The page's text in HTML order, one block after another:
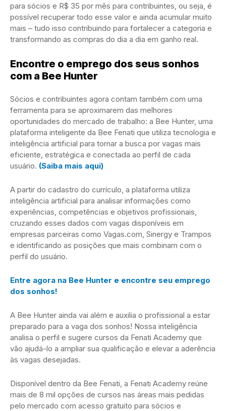
para sócios e R$ 35 por mês para contribuintes, ou seja, é
possível recuperar todo esse valor e ainda acumular muito
mais – tudo isso contribuindo para fortalecer a categoria e
transformando as compras do dia a dia em ganho real.
Encontre o emprego dos seus sonhos
com a Bee Hunter
Sócios e contribuintes agora contam também com uma
ferramenta para se aproximarem das melhores
oportunidades do mercado de trabalho: a Bee Hunter, uma
plataforma inteligente da Bee Fenati que utiliza tecnologia e
inteligência artificial para tornar a busca por vagas mais
eficiente, estratégica e conectada ao perfil de cada
usuário. (Saiba mais aqui)
A partir do cadastro do currículo, a plataforma utiliza
inteligência artificial para analisar informações como
experiências, competências e objetivos profissionais,
cruzando esses dados com vagas disponíveis em
empresas parceiras como Vagas.com, Sinergy e Trampos
e identificando as posições que mais combinam com o
perfil do usuário.
Entre agora na Bee Hunter e encontre seu emprego
dos sonhos!
A Bee Hunter ainda vai além e auxilia o profissional a estar
preparado para a vaga dos sonhos! Nossa inteligência
analisa o perfil e sugere cursos da Fenati Academy que
vão ajudá-lo a ampliar sua qualificação e elevar a aderência
às vagas desejadas.
Disponível dentro da Bee Fenati, a Fenati Academy reúne
mais de 8 mil opções de cursos nas áreas mais pedidas
pelo mercado com acesso gratuito para sócios e